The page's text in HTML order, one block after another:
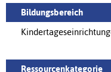
Bildungsbereich
Ressourcenkategorie